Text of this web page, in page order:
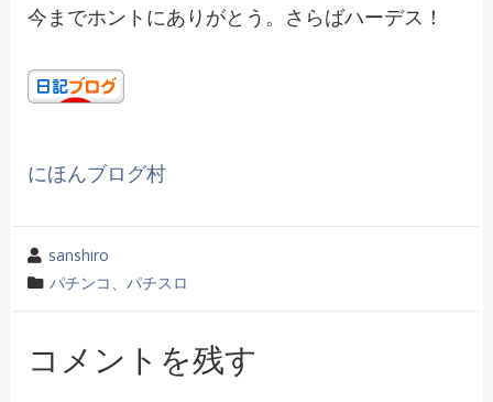
今までホントにありがとう。さらばハーデス！
にほんブログ村
投
稿
者
sanshiro
カ
テ
リ
パチンコ、パチスロ
コメントを残す